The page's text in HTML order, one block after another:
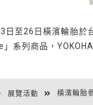
日至26日橫濱輪胎於
系列商品，
展覽活動 橫濱輪胎